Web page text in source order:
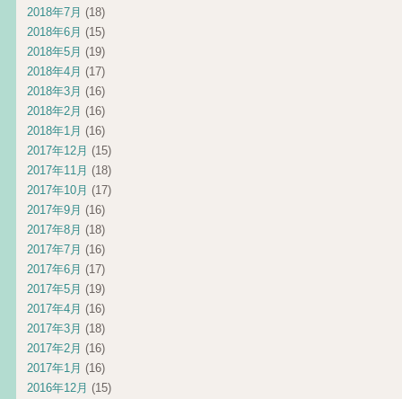
2018年7月 (18)
2018年6月 (15)
2018年5月 (19)
2018年4月 (17)
2018年3月 (16)
2018年2月 (16)
2018年1月 (16)
2017年12月 (15)
2017年11月 (18)
2017年10月 (17)
2017年9月 (16)
2017年8月 (18)
2017年7月 (16)
2017年6月 (17)
2017年5月 (19)
2017年4月 (16)
2017年3月 (18)
2017年2月 (16)
2017年1月 (16)
2016年12月 (15)